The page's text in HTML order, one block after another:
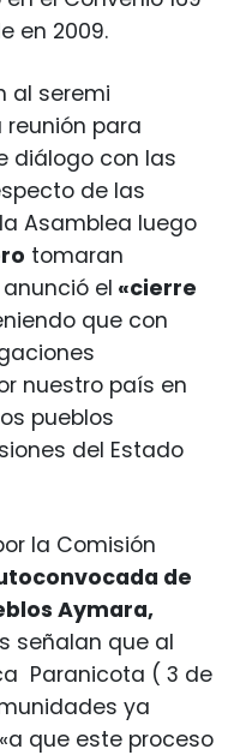
en 2009.
al seremi
reunión para
diálogo con las
de las
Asamblea luego
tomaran
el «cierre
que con
nuestro país en
pueblos
del Estado
la Comisión
de
Aymara,
señalan que al
Paranicota ( 3 de
ya
que este proceso